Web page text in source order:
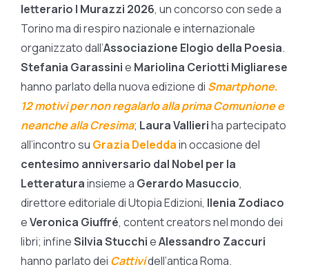
letterario I Murazzi 2026, un concorso con sede a
Torino ma di respiro nazionale e internazionale
organizzato dall’Associazione Elogio della Poesia.
Stefania Garassinie Mariolina Ceriotti Migliarese
hanno parlato della nuova edizione di Smartphone.
12 motivi per non regalarlo alla prima Comunionee
neanche alla Cresima; Laura Vallieriha partecipato
all’incontro su Grazia Deleddain occasione del
centesimo anniversario dal Nobel per la
Letteraturainsieme a Gerardo Masuccio,
direttore editoriale di Utopia Edizioni, Ilenia Zodiaco
eVeronica Giuffré, content creators nel mondo dei
libri; infineSilvia StucchieAlessandro Zaccuri
hanno parlato dei Cattividell’antica Roma.